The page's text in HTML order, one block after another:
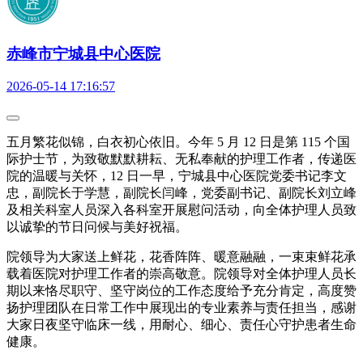
赤峰市宁城县中心医院
2026-05-14 17:16:57
五月繁花似锦，白衣初心依旧。今年 5 月 12 日是第 115 个国
际护士节，为致敬默默耕耘、无私奉献的护理工作者，传递医
院的温暖与关怀，12 日一早，宁城县中心医院党委书记李文
忠，副院长于学慧，副院长闫峰，党委副书记、副院长刘立峰
及相关科室人员深入各科室开展慰问活动，向全体护理人员致
以诚挚的节日问候与美好祝福。
院领导为大家送上鲜花，花香阵阵、暖意融融，一束束鲜花承
载着医院对护理工作者的崇高敬意。院领导对全体护理人员长
期以来恪尽职守、坚守岗位的工作态度给予充分肯定，高度赞
扬护理团队在日常工作中展现出的专业素养与责任担当，感谢
大家日夜坚守临床一线，用耐心、细心、责任心守护患者生命
健康。